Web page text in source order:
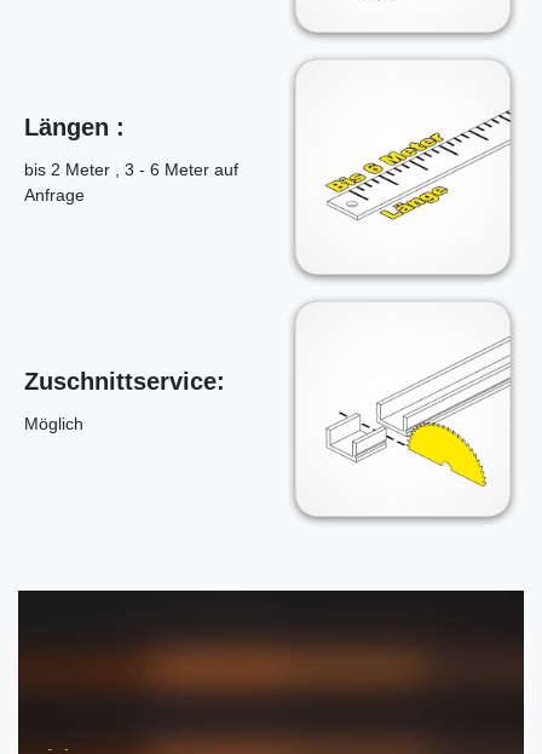
Längen :
bis 2 Meter , 3 - 6 Meter auf
Anfrage
Zuschnittservice:
Möglich